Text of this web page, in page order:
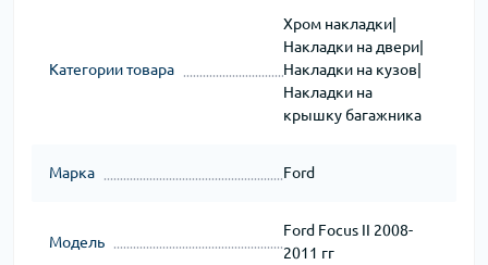
Категории товара
Хром накладки|
Накладки на двери|
Накладки на кузов|
Накладки на
крышку багажника
Марка Ford
Модель
Ford Focus II 2008-
2011 гг